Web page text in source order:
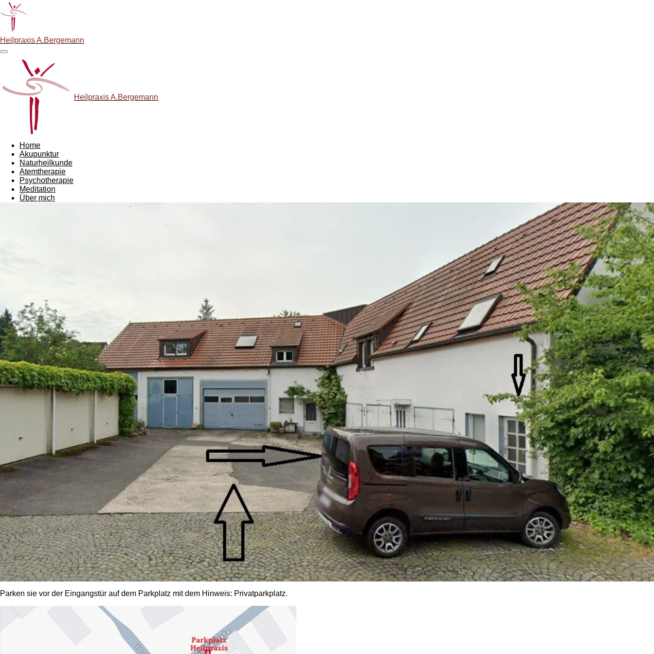
Zum
Hauptinhalt
springen
Heilpraxis A.Bergemann
Heilpraxis A.Bergemann
Home
Akupunktur
Naturheilkunde
Atemtherapie
Psychotherapie
Meditation
Über mich
Parken sie vor der Eingangstür auf dem Parkplatz mit dem Hinweis: Privatparkplatz.